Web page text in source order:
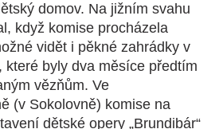
domov. Na jižním svahu
když komise procházela
vidět i pěkné zahrádky v
které byly dva měsíce předtím
vězňům. Ve
(v Sokolovně) komise na
dětské opery „Brundibár“